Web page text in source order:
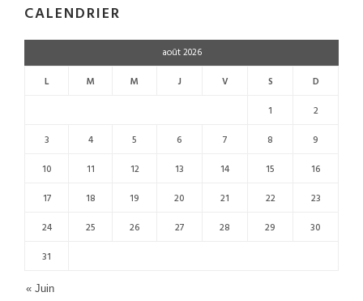
CALENDRIER
août 2026
L
M M J V S
D
1
2
3
4 5 6 7 8
9
10
11 12 13 14 15
16
17
18 19 20 21 22
23
24
25 26 27 28 29
30
31
« Juin